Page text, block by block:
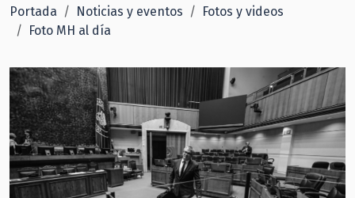
Portada Noticias y eventos
Fotos y videos
Foto MH al día